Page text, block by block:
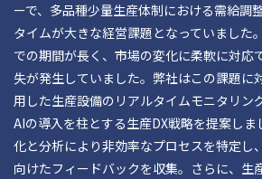
ーで、多品種少量生産体制における需給調
タイムが大きな経営課題となっていました
での期間が長く、市場の変化に柔軟に対応
失が発生していました。弊社はこの課題に
用した生産設備のリアルタイムモニタリン
AIの導入を柱とする生産DX戦略を提案し
化と分析により非効率なプロセスを特定し
向けたフィードバックを収集。さらに、生